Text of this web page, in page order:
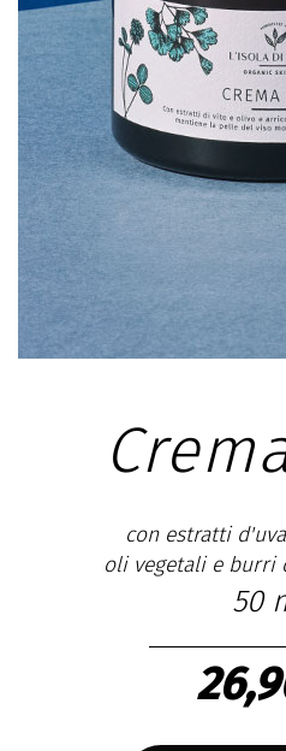
con estratti
oli vegetali e burri
50